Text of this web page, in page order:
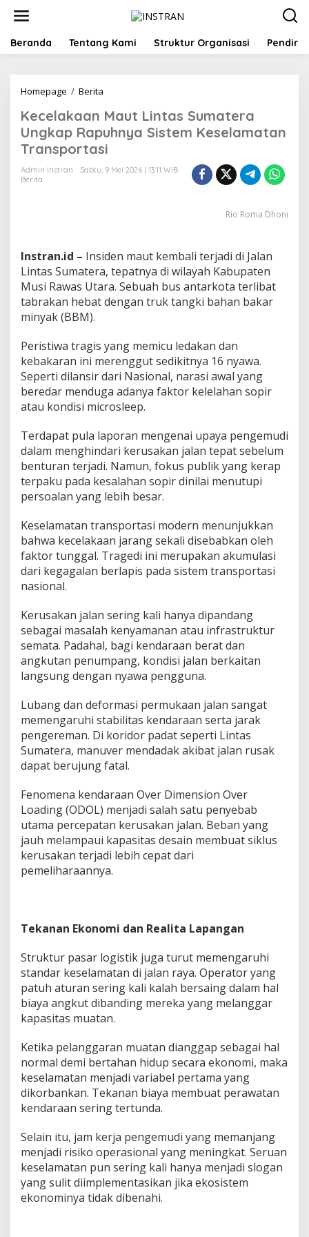
t
Beranda Tentang Kami Struktur Organisasi Pendiri
Homepage / Berita
c
e
l
a
k
t
i
n
t
u
m
a
t
e
r
U
n
g
k
a
p
a
p
u
h
n
S
i
s
t
e
m
e
s
e
a
m
a
n
T
a
n
s
t
a
i
Kecelakaan Maut Lintas Sumatera
Ungkap Rapuhnya Sistem Keselamatan
Transportasi
Admin Instran
Sabtu, 9 Mei 2026 | 13:11 WIB
Berita
Rio Roma Dhoni
Instran.id – Insiden maut kembali terjadi di Jalan
Lintas Sumatera, tepatnya di wilayah Kabupaten
Musi Rawas Utara. Sebuah bus antarkota terlibat
tabrakan hebat dengan truk tangki bahan bakar
minyak (BBM).
Peristiwa tragis yang memicu ledakan dan
kebakaran ini merenggut sedikitnya 16 nyawa.
Seperti dilansir dari Nasional, narasi awal yang
beredar menduga adanya faktor kelelahan sopir
atau kondisi microsleep.
Terdapat pula laporan mengenai upaya pengemudi
dalam menghindari kerusakan jalan tepat sebelum
benturan terjadi. Namun, fokus publik yang kerap
terpaku pada kesalahan sopir dinilai menutupi
persoalan yang lebih besar.
Keselamatan transportasi modern menunjukkan
bahwa kecelakaan jarang sekali disebabkan oleh
faktor tunggal. Tragedi ini merupakan akumulasi
dari kegagalan berlapis pada sistem transportasi
nasional.
Kerusakan jalan sering kali hanya dipandang
sebagai masalah kenyamanan atau infrastruktur
semata. Padahal, bagi kendaraan berat dan
angkutan penumpang, kondisi jalan berkaitan
langsung dengan nyawa pengguna.
Lubang dan deformasi permukaan jalan sangat
memengaruhi stabilitas kendaraan serta jarak
pengereman. Di koridor padat seperti Lintas
Sumatera, manuver mendadak akibat jalan rusak
dapat berujung fatal.
Fenomena kendaraan Over Dimension Over
Loading (ODOL) menjadi salah satu penyebab
utama percepatan kerusakan jalan. Beban yang
jauh melampaui kapasitas desain membuat siklus
kerusakan terjadi lebih cepat dari
pemeliharaannya.
Tekanan Ekonomi dan Realita Lapangan
Struktur pasar logistik juga turut memengaruhi
standar keselamatan di jalan raya. Operator yang
patuh aturan sering kali kalah bersaing dalam hal
biaya angkut dibanding mereka yang melanggar
kapasitas muatan.
Ketika pelanggaran muatan dianggap sebagai hal
normal demi bertahan hidup secara ekonomi, maka
keselamatan menjadi variabel pertama yang
dikorbankan. Tekanan biaya membuat perawatan
kendaraan sering tertunda.
Selain itu, jam kerja pengemudi yang memanjang
menjadi risiko operasional yang meningkat. Seruan
keselamatan pun sering kali hanya menjadi slogan
yang sulit diimplementasikan jika ekosistem
ekonominya tidak dibenahi.